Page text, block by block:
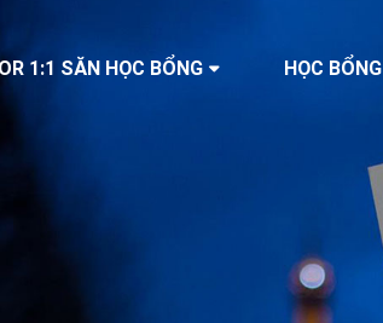
1:1 SĂN HỌC BỔNG HỌC BỔNG